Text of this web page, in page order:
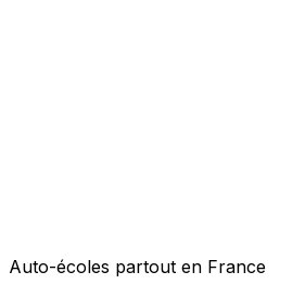
Auto-écoles partout en France